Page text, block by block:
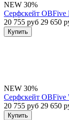
NEW 30%
Серфскейт OBFive
20 755 руб 29 650
Купить
NEW 30%
Серфскейт OBFive
20 755 руб 29 650
Купить